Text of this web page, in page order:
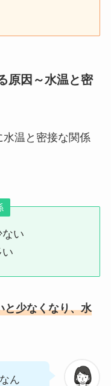
原因～水温と密
温と密接な関係
い
と少なくなり、水
ん